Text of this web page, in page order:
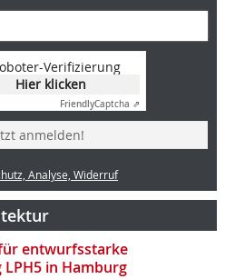
Verifizierung
Hier klicken
FriendlyCaptcha ⇗
anmelden!
Analyse, Widerruf
entwurfsstarke
in Hamburg